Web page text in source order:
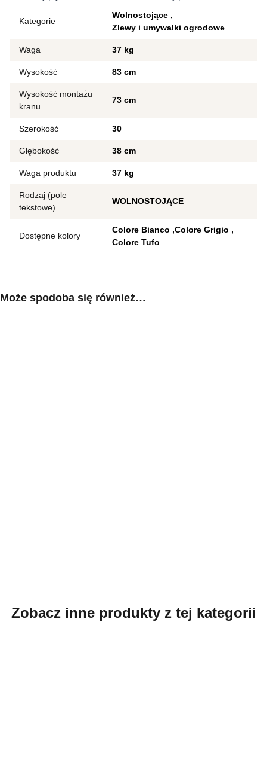
Kategorie
Wolnostojące
Zlewy i umywalki ogrodowe
Waga 37 kg
Wysokość 83 cm
Wysokość montażu
kranu
73 cm
Szerokość 30
Głębokość 38 cm
Waga produktu 37 kg
Rodzaj (pole
tekstowe)
WOLNOSTOJĄCE
Dostępne kolory
Colore Bianco Colore Grigio
Colore Tufo
Może spodoba się również…
Zobacz inne produkty z tej kategorii